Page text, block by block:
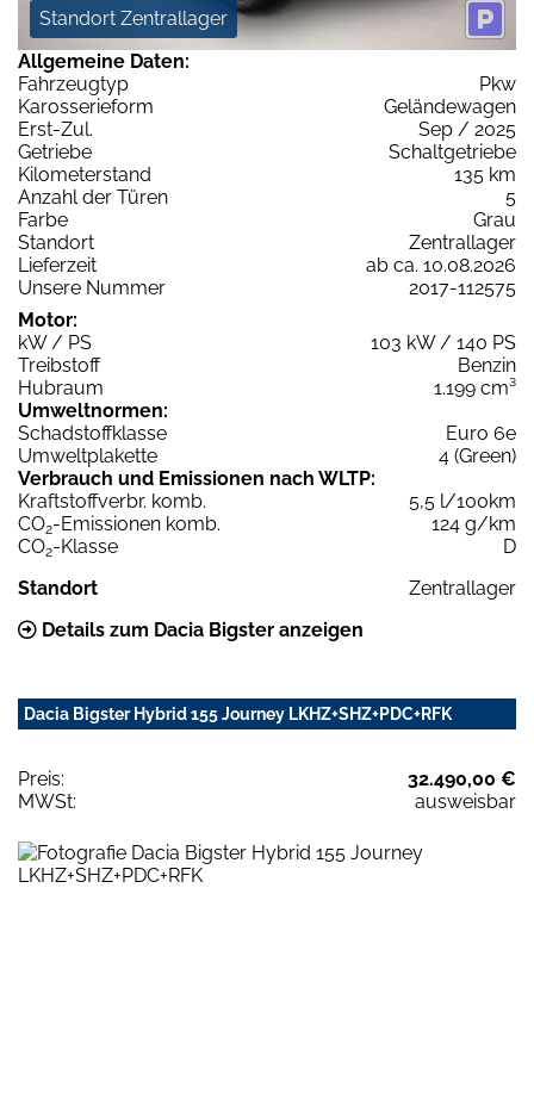
Standort Zentrallager
Allgemeine Daten:
Fahrzeugtyp
Pkw
Karosserieform
Geländewagen
Erst-Zul.
Sep / 2025
Getriebe
Schaltgetriebe
Kilometerstand
135 km
Anzahl der Türen
5
Farbe
Grau
Standort
Zentrallager
Lieferzeit
ab ca. 10.08.2026
Unsere Nummer
2017-112575
Motor:
kW / PS
103 kW / 140 PS
Treibstoff
Benzin
Hubraum
1.199 cm³
Umweltnormen:
Schadstoffklasse
Euro 6e
Umweltplakette
4 (Green)
Verbrauch und Emissionen nach WLTP:
Kraftstoffverbr. komb.
5,5 l/100km
CO2-Emissionen komb.
124 g/km
CO2-Klasse
D
Standort
Zentrallager
Details zum Dacia Bigster anzeigen
Dacia Bigster Hybrid 155 Journey LKHZ+SHZ+PDC+RFK
Preis:
32.490,00 €
MWSt:
ausweisbar